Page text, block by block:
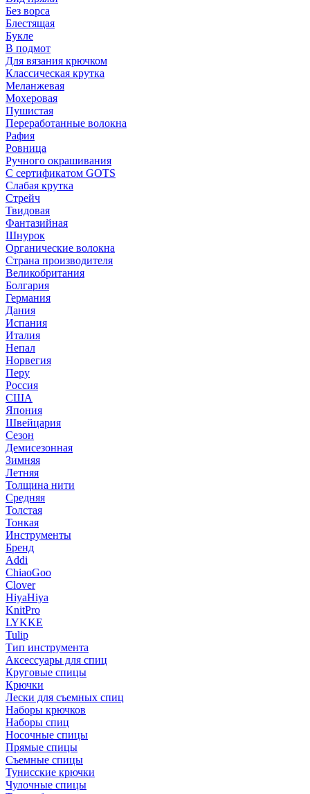
Без ворса
Блестящая
Букле
В подмот
Для вязания крючком
Классическая крутка
Меланжевая
Мохеровая
Пушистая
Переработанные волокна
Рафия
Ровница
Ручного окрашивания
С сертификатом GOTS
Слабая крутка
Стрейч
Твидовая
Фантазийная
Шнурок
Органические волокна
Страна производителя
Великобритания
Болгария
Германия
Дания
Испания
Италия
Непал
Норвегия
Перу
Россия
США
Япония
Швейцария
Сезон
Демисезонная
Зимняя
Летняя
Толщина нити
Средняя
Толстая
Тонкая
Инструменты
Бренд
Addi
ChiaoGoo
Clover
HiyaHiya
KnitPro
LYKKE
Tulip
Тип инструмента
Аксессуары для спиц
Круговые спицы
Крючки
Лески для съемных спиц
Наборы крючков
Наборы спиц
Носочные спицы
Прямые спицы
Съемные спицы
Тунисские крючки
Чулочные спицы